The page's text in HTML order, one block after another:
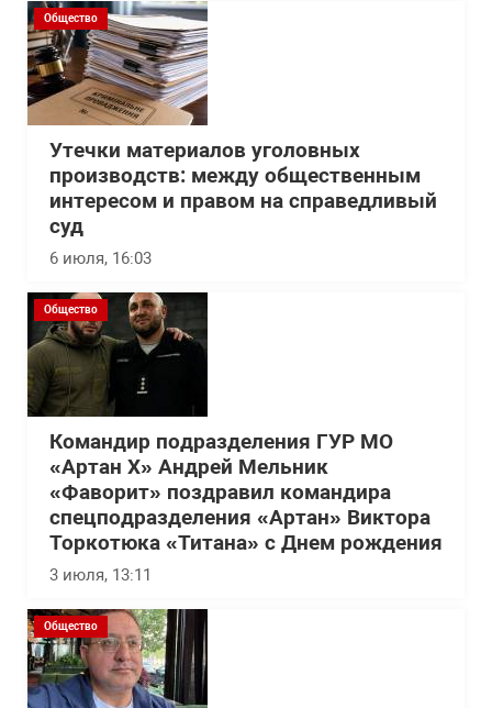
Общество
Утечки материалов уголовных
производств: между общественным
интересом и правом на справедливый
суд
6 июля, 16:03
Общество
Командир подразделения ГУР МО
«Артан Х» Андрей Мельник
«Фаворит» поздравил командира
спецподразделения «Артан» Виктора
Торкотюка «Титана» с Днем рождения
3 июля, 13:11
Общество